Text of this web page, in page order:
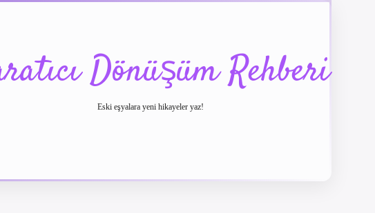
Dönüşüm Rehberi
Eski eşyalara yeni hikayeler yaz!